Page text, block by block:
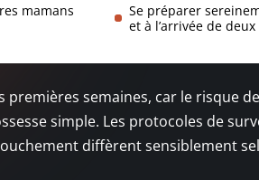
mamans
Se préparer
et à l’arrivée de
premières semaines, car le risque
simple. Les protocoles de
diffèrent sensiblement